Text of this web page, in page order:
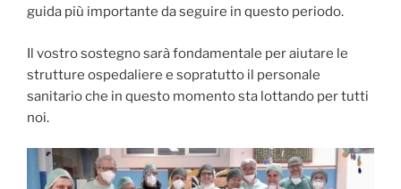
guida più importante da seguire in questo periodo.
Il vostro sostegno sarà fondamentale per aiutare le
strutture ospedaliere e sopratutto il personale
sanitario che in questo momento sta lottando per tutti
noi.